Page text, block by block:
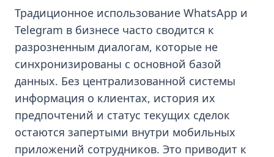
Традиционное использование WhatsApp и
Telegram в бизнесе часто сводится к
разрозненным диалогам, которые не
синхронизированы с основной базой
данных. Без централизованной системы
информация о клиентах, история их
предпочтений и статус текущих сделок
остаются запертыми внутри мобильных
приложений сотрудников. Это приводит к